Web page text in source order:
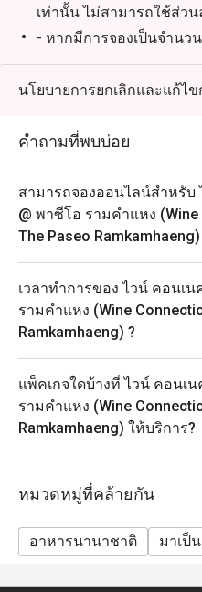
เท่านั้น ไม่สามารถใช้ส่ว
- หากมีการจองเป็นจำนว
ท่านอาจต้องรอการจัดที่
นโยบายการยกเลิกและแก้ไข
คำถามที่พบบ่อย
สามารถจองออนไลน์สำหรั
@ พาซีโอ รามคำแหง
The Paseo
เวลาทำการของ ไวน์ คอนเ
รามคำแหง (Wine
Ramkamhaeng) ?
แพ็คเกจใดบ้างที่ ไวน์ คอนเ
รามคำแหง (Wine
Ramkamhaeng) ให้บริการ?
หมวดหมู่ที่คล้ายกัน
อาหารนานาชาติ มาเป็